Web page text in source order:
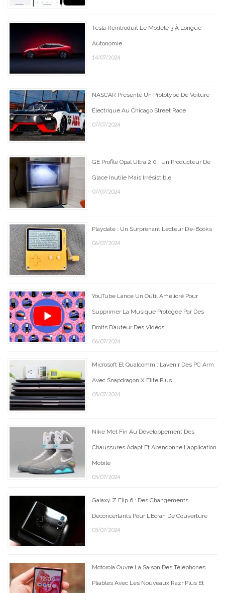
Tesla Réintroduit Le Modèle 3 À Longue
Autonomie
14/07/2024
NASCAR Présente Un Prototype De Voiture
Électrique Au Chicago Street Race
07/07/2024
GE Profile Opal Ultra 2.0 : Un Producteur De
Glace Inutile Mais Irrésistible
07/07/2024
Playdate : Un Surprenant Lecteur D’e-Books
06/07/2024
YouTube Lance Un Outil Amélioré Pour
Supprimer La Musique Protégée Par Des
Droits D’auteur Des Vidéos
06/07/2024
Microsoft Et Qualcomm : L’avenir Des PC Arm
Avec Snapdragon X Elite Plus
05/07/2024
Nike Met Fin Au Développement Des
Chaussures Adapt Et Abandonne L’application
Mobile
05/07/2024
Galaxy Z Flip 6 : Des Changements
Déconcertants Pour L’Écran De Couverture
05/07/2024
Motorola Ouvre La Saison Des Téléphones
Pliables Avec Les Nouveaux Razr Plus Et